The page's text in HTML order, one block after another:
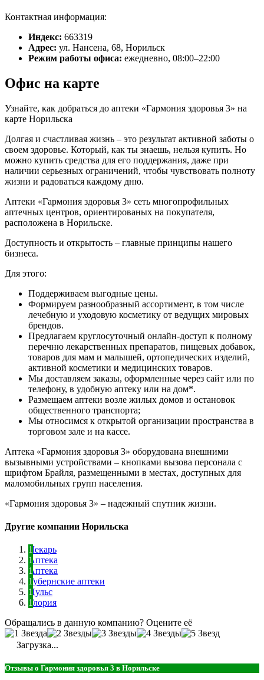
Контактная информация:
Индекс: 663319
Адрес: ул. Нансена, 68, Норильск
Режим работы офиса: ежедневно, 08:00–22:00
Офис на карте
Узнайте, как добраться до аптеки «Гармония здоровья 3» на
карте Норильска
Долгая и счастливая жизнь – это результат активной заботы о
своем здоровье. Который, как ты знаешь, нельзя купить. Но
можно купить средства для его поддержания, даже при
наличии серьезных ограничений, чтобы чувствовать полноту
жизни и радоваться каждому дню.
Аптеки «Гармония здоровья 3» сеть многопрофильных
аптечных центров, ориентированых на покупателя,
расположена в Норильске.
Доступность и открытость – главные принципы нашего
бизнеса.
Для этого:
Поддерживаем выгодные цены.
Формируем разнообразный ассортимент, в том числе
лечебную и уходовую косметику от ведущих мировых
брендов.
Предлагаем круглосуточный онлайн-доступ к полному
перечню лекарственных препаратов, пищевых добавок,
товаров для мам и малышей, ортопедических изделий,
активной косметики и медицинских товаров.
Мы доставляем заказы, оформленные через сайт или по
телефону, в удобную аптеку или на дом*.
Размещаем аптеки возле жилых домов и остановок
общественного транспорта;
Мы относимся к открытой организации пространства в
торговом зале и на кассе.
Аптека «Гармония здоровья 3» оборудована внешними
вызывными устройствами – кнопками вызова персонала с
шрифтом Брайля, размещенными в местах, доступных для
маломобильных групп населения.
«Гармония здоровья 3» – надежный спутник жизни.
Другие компании Норильска
Лекарь
Аптека
Аптека
Губернские аптеки
Пульс
Глория
Обращались в данную компанию? Оцените её
Загрузка...
Отзывы о Гармония здоровья 3 в Норильске